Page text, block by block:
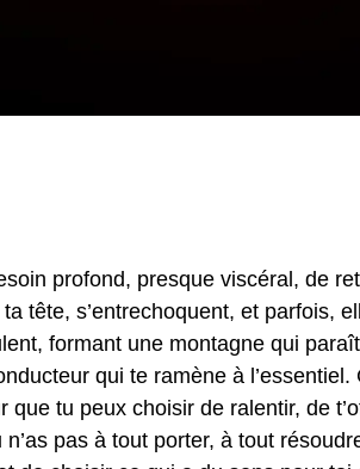
profond, presque viscéral, de
tête, s’entrechoquent, et parfois,
formant une montagne qui
qui te ramène à l’essentiel.
que tu peux choisir de ralentir, de
pas à tout porter, à tout